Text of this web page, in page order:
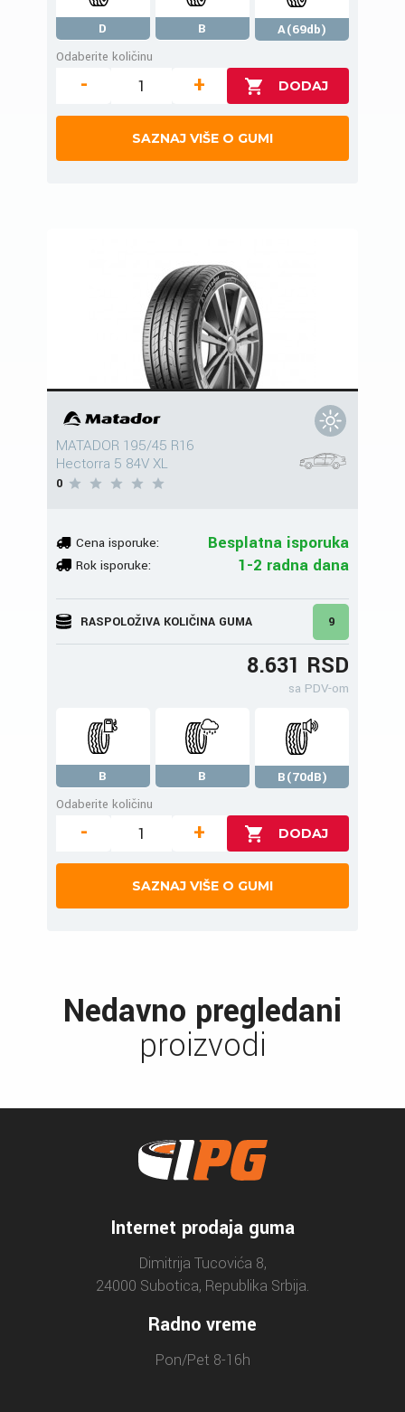
D B
A(69db)
Odaberite količinu
- +
SAZNAJ VIŠE O GUMI
MATADOR 195/45 R16
Hectorra 5 84V XL
0
Cena isporuke: Besplatna isporuka
Rok isporuke: 1-2 radna dana
RASPOLOŽIVA KOLIČINA GUMA 9
8.631 RSD
sa PDV-om
B B
B(70dB)
Odaberite količinu
- +
SAZNAJ VIŠE O GUMI
Nedavno pregledani
proizvodi
Internet prodaja guma
Dimitrija Tucovića 8,
24000 Subotica, Republika Srbija.
Radno vreme
Pon/Pet 8-16h